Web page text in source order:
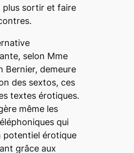
plus sortir et faire
selon Mme
Bernier, demeure
des sextos, ces
textes érotiques.
même les
qui
potentiel érotique
grâce aux